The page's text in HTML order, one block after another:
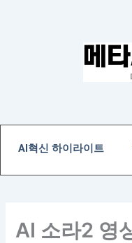
기
AI혁신 하이라이트
AI 소라2 영